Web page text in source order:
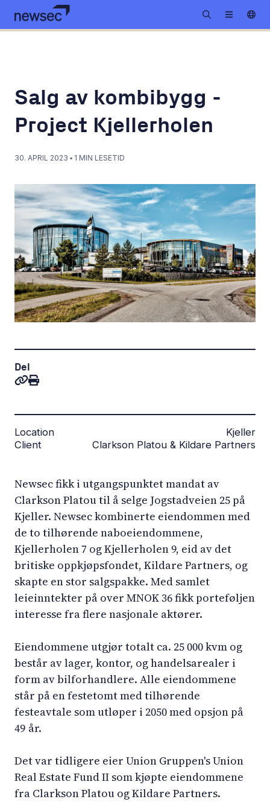
Salg av kombibygg -
Project Kjellerholen
30. APRIL 2023 ▪ 1 MIN LESETID
Del
Location
Kjeller
Client
Clarkson Platou & Kildare Partners
Newsec fikk i utgangspunktet mandat av
Clarkson Platou til å selge Jogstadveien 25 på
Kjeller. Newsec kombinerte eiendommen med
de to tilhørende naboeiendommene,
Kjellerholen 7 og Kjellerholen 9, eid av det
britiske oppkjøpsfondet, Kildare Partners, og
skapte en stor salgspakke. Med samlet
leieinntekter på over MNOK 36 fikk porteføljen
interesse fra flere nasjonale aktører.
Eiendommene utgjør totalt ca. 25 000 kvm og
består av lager, kontor, og handelsarealer i
form av bilforhandlere. Alle eiendommene
står på en festetomt med tilhørende
festeavtale som utløper i 2050 med opsjon på
49 år.
Det var tidligere eier Union Gruppen's Union
Real Estate Fund II som kjøpte eiendommene
fra Clarkson Platou og Kildare Partners.